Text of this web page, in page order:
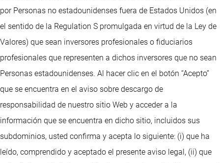
por Personas no estadounidenses fuera de Estados Unidos (en
el sentido de la Regulation S promulgada en virtud de la Ley de
Valores) que sean inversores profesionales o fiduciarios
profesionales que representen a dichos inversores que no sean
Personas estadounidenses. Al hacer clic en el botón “Acepto”
que se encuentra en el aviso sobre descargo de
responsabilidad de nuestro sitio Web y acceder a la
información que se encuentra en dicho sitio, incluidos sus
subdominios, usted confirma y acepta lo siguiente: (i) que ha
leído, comprendido y aceptado el presente aviso legal, (ii) que